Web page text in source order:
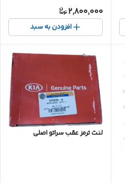
2,800,000
افزودن به سبد
لنت ترمز عقب سراتو اصلی